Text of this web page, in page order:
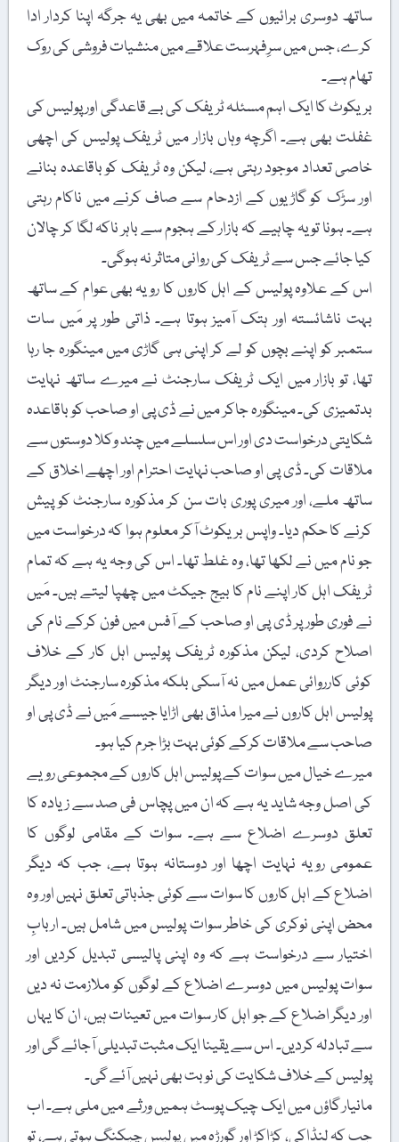
ساتھ دوسری برائیوں کے خاتمہ میں بھی یہ جرگہ اپنا کردار ادا
کرے، جس میں سرِفہرست علاقے میں منشیات فروشی کی روک
تھام ہے۔
بریکوٹ کا ایک اہم مسئلہ ٹریفک کی بے قاعدگی اور پولیس کی
غفلت بھی ہے۔ اگرچہ وہاں بازار میں ٹریفک پولیس کی اچھی
خاصی تعداد موجود رہتی ہے، لیکن وہ ٹریفک کو باقاعدہ بنانے
اور سڑک کو گاڑیوں کے ازدحام سے صاف کرنے میں ناکام رہتی
ہے۔ ہونا تو یہ چاہیے کہ بازار کے ہجوم سے باہر ناکہ لگا کر چالان
کیا جائے جس سے ٹریفک کی روانی متاثر نہ ہوگی۔
اس کے علاوہ پولیس کے اہل کاروں کا رویہ بھی عوام کے ساتھ
بہت ناشائستہ اور ہتک آمیز ہوتا ہے۔ ذاتی طور پر مَیں سات
ستمبر کو اپنے بچوں کو لے کر اپنی ہی گاڑی میں مینگورہ جا رہا
تھا، تو بازار میں ایک ٹریفک سارجنٹ نے میرے ساتھ نہایت
بدتمیزی کی۔ مینگورہ جاکر میں نے ڈی پی او صاحب کو باقاعدہ
شکایتی درخواست دی اور اس سلسلے میں چند وکلا دوستوں سے
ملاقات کی۔ ڈی پی او صاحب نہایت احترام اور اچھے اخلاق کے
ساتھ ملے، اور میری پوری بات سن کر مذکورہ سارجنٹ کو پیش
کرنے کا حکم دیا۔ واپس بریکوٹ آکر معلوم ہوا کہ درخواست میں
جو نام میں نے لکھا تھا، وہ غلط تھا۔ اس کی وجہ یہ ہے کہ تمام
ٹریفک اہل کار اپنے نام کا بیج جیکٹ میں چھپا لیتے ہیں۔ مَیں
نے فوری طور پر ڈی پی او صاحب کے آفس میں فون کرکے نام کی
اصلاح کردی، لیکن مذکورہ ٹریفک پولیس اہل کار کے خلاف
کوئی کارروائی عمل میں نہ آسکی بلکہ مذکورہ سارجنٹ اور دیگر
پولیس اہل کاروں نے میرا مذاق بھی اڑایا جیسے مَیں نے ڈی پی او
صاحب سے ملاقات کرکے کوئی بہت بڑا جرم کیا ہو۔
میرے خیال میں سوات کے پولیس اہل کاروں کے مجموعی رویے
کی اصل وجہ شاید یہ ہے کہ ان میں پچاس فی صد سے زیادہ کا
تعلق دوسرے اضلاع سے ہے۔ سوات کے مقامی لوگوں کا
عمومی رویہ نہایت اچھا اور دوستانہ ہوتا ہے، جب کہ دیگر
اضلاع کے اہل کاروں کا سوات سے کوئی جذباتی تعلق نہیں اور وہ
محض اپنی نوکری کی خاطر سوات پولیس میں شامل ہیں۔ اربابِ
اختیار سے درخواست ہے کہ وہ اپنی پالیسی تبدیل کردیں اور
سوات پولیس میں دوسرے اضلاع کے لوگوں کو ملازمت نہ دیں
اور دیگر اضلاع کے جو اہل کار سوات میں تعینات ہیں، ان کا یہاں
سے تبادلہ کردیں۔ اس سے یقینا ایک مثبت تبدیلی آجائے گی اور
پولیس کے خلاف شکایت کی نوبت بھی نہیں آئے گی۔
مانیار گاؤں میں ایک چیک پوسٹ ہمیں ورثے میں ملی ہے۔ اب
جب کہ لنڈاکی، کڑاکڑ اور گورڑہ میں پولیس چیکنگ ہوتی ہے، تو